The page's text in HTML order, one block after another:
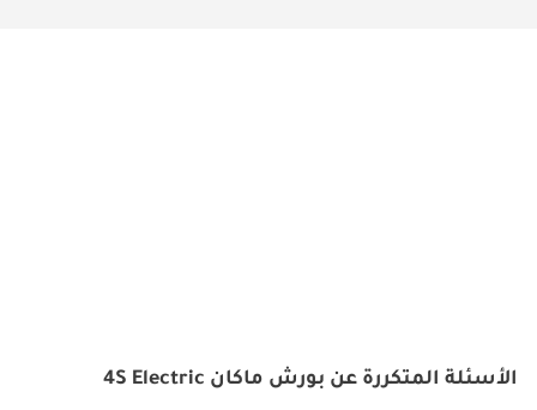
الأسئلة المتكررة عن بورش ماكان 4S Electric